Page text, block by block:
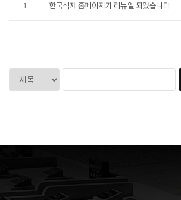
1 한국석재 홈페이지가 리뉴얼 되었습니다